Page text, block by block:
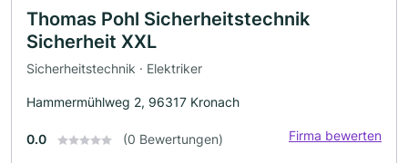
Thomas Pohl Sicherheitstechnik
Sicherheit XXL
Sicherheitstechnik · Elektriker
Hammermühlweg 2, 96317 Kronach
0.0 (0 Bewertungen) Firma bewerten